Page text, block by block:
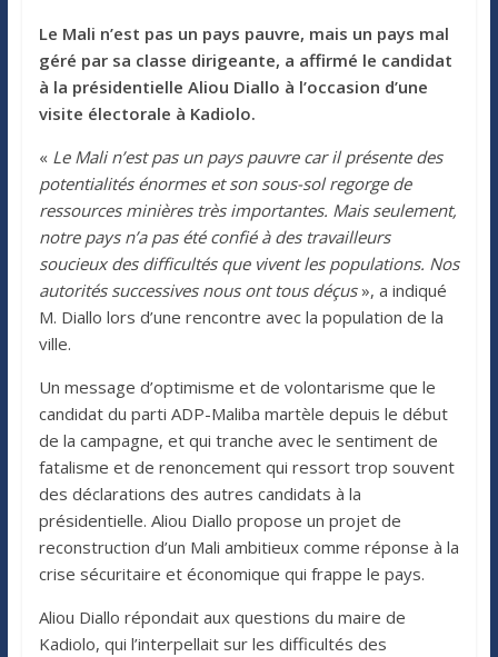
Le Mali n’est pas un pays pauvre, mais un pays mal
géré par sa classe dirigeante, a affirmé le candidat
à la présidentielle Aliou Diallo à l’occasion d’une
visite électorale à Kadiolo.
« Le Mali n’est pas un pays pauvre car il présente des
potentialités énormes et son sous-sol regorge de
ressources minières très importantes. Mais seulement,
notre pays n’a pas été confié à des travailleurs
soucieux des difficultés que vivent les populations. Nos
autorités successives nous ont tous déçus», a indiqué
M. Diallo lors d’une rencontre avec la population de la
ville.
Un message d’optimisme et de volontarisme que le
candidat du parti ADP-Maliba martèle depuis le début
de la campagne, et qui tranche avec le sentiment de
fatalisme et de renoncement qui ressort trop souvent
des déclarations des autres candidats à la
présidentielle. Aliou Diallo propose un projet de
reconstruction d’un Mali ambitieux comme réponse à la
crise sécuritaire et économique qui frappe le pays.
Aliou Diallo répondait aux questions du maire de
Kadiolo, qui l’interpellait sur les difficultés des